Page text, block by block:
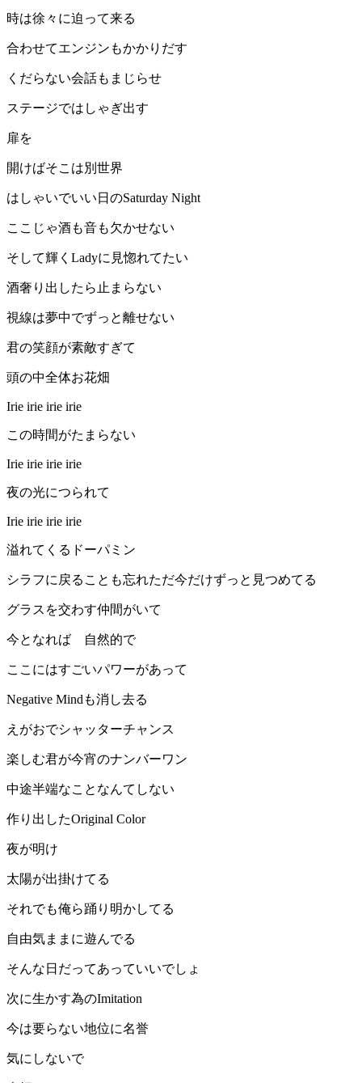
時は徐々に迫って来る
合わせてエンジンもかかりだす
くだらない会話もまじらせ
ステージではしゃぎ出す
扉を
開けばそこは別世界
はしゃいでいい日のSaturday Night
ここじゃ酒も音も欠かせない
そして輝くLadyに見惚れてたい
酒奢り出したら止まらない
視線は夢中でずっと離せない
君の笑顔が素敵すぎて
頭の中全体お花畑
Irie irie irie irie
この時間がたまらない
Irie irie irie irie
夜の光につられて
Irie irie irie irie
溢れてくるドーパミン
シラフに戻ることも忘れただ今だけずっと見つめてる
グラスを交わす仲間がいて
今となれば 自然的で
ここにはすごいパワーがあって
Negative Mindも消し去る
えがおでシャッターチャンス
楽しむ君が今宵のナンバーワン
中途半端なことなんてしない
作り出したOriginal Color
夜が明け
太陽が出掛けてる
それでも俺ら踊り明かしてる
自由気ままに遊んでる
そんな日だってあっていいでしょ
次に生かす為のImitation
今は要らない地位に名誉
気にしないで